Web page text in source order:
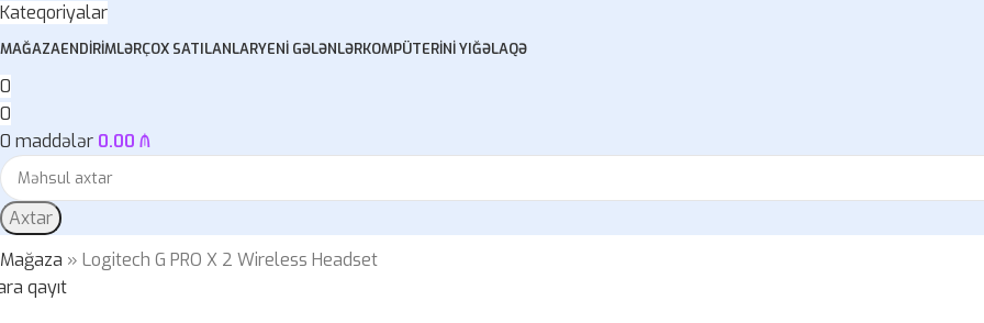
Kateqoriyalar
MAĞAZAENDIRIMLƏRÇOX SATILANLARYENI GƏLƏNLƏRKOMPÜTERINI YIĞƏLAQƏ
0
0
0 maddələr 0.00 ₼
Axtar
Mağaza »Logitech G PRO X 2 Wireless Headset
qayıt